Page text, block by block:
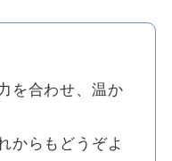
を合わせ、温か
からもどうぞよ